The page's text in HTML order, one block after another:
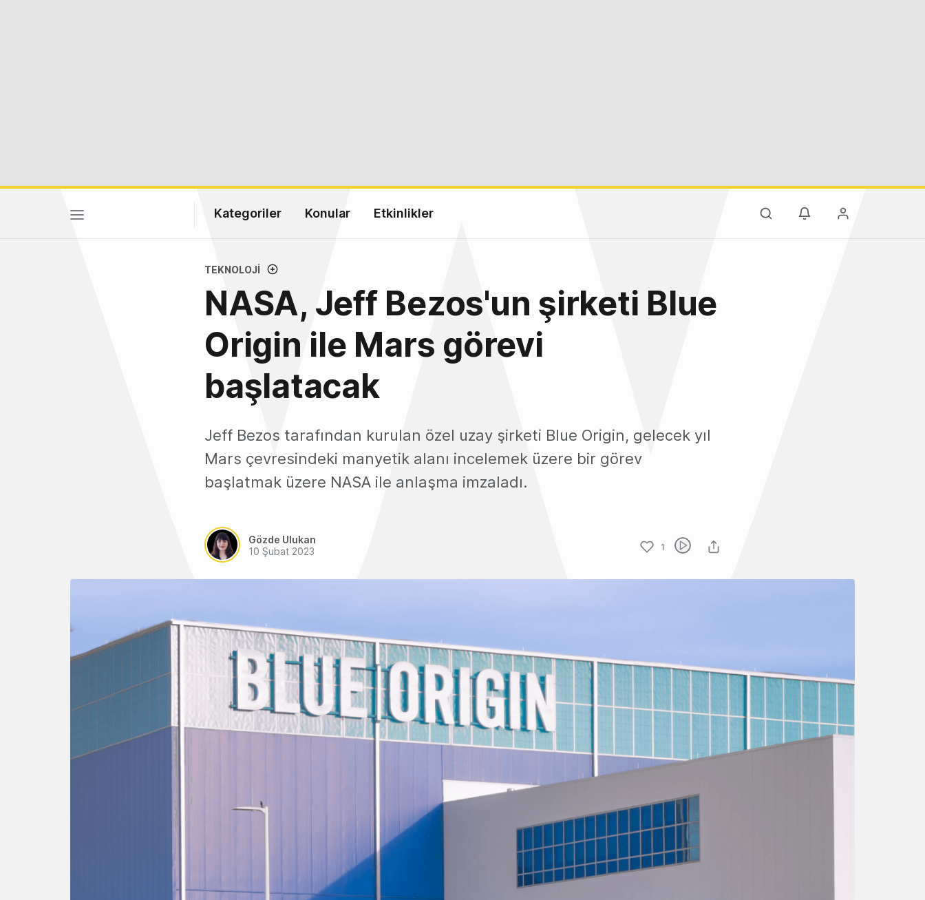
Kategoriler Konular Etkinlikler
TEKNOLOJI
NASA, Jeff Bezos'un şirketi Blue
Origin ile Mars görevi
başlatacak
Jeff Bezos tarafından kurulan özel uzay şirketi Blue Origin, gelecek yıl
Mars çevresindeki manyetik alanı incelemek üzere bir görev
başlatmak üzere NASA ile anlaşma imzaladı.
Gözde Ulukan
10 Şubat 2023
1